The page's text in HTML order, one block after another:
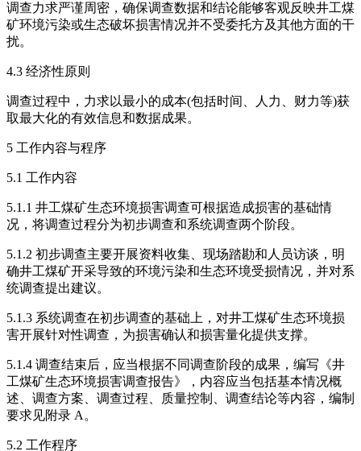
调查力求严谨周密，确保调查数据和结论能够客观反映井工煤
矿环境污染或生态破坏损害情况并不受委托方及其他方面的干
扰。
4.3 经济性原则
调查过程中，力求以最小的成本(包括时间、人力、财力等)获
取最大化的有效信息和数据成果。
5 工作内容与程序
5.1 工作内容
5.1.1 井工煤矿生态环境损害调查可根据造成损害的基础情
况，将调查过程分为初步调查和系统调查两个阶段。
5.1.2 初步调查主要开展资料收集、现场踏勘和人员访谈，明
确井工煤矿开采导致的环境污染和生态环境受损情况，并对系
统调查提出建议。
5.1.3 系统调查在初步调查的基础上，对井工煤矿生态环境损
害开展针对性调查，为损害确认和损害量化提供支撑。
5.1.4 调查结束后，应当根据不同调查阶段的成果，编写《井
工煤矿生态环境损害调查报告》，内容应当包括基本情况概
述、调查方案、调查过程、质量控制、调查结论等内容，编制
要求见附录 A。
5.2 工作程序